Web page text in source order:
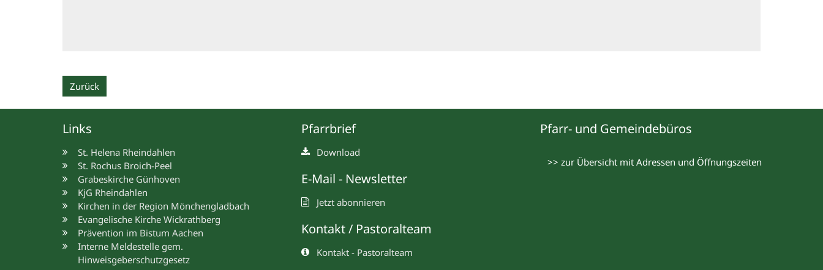
Zurück
Links
St. Helena Rheindahlen
St. Rochus Broich-Peel
Grabeskirche Günhoven
KjG Rheindahlen
Kirchen in der Region Mönchengladbach
Evangelische Kirche Wickrathberg
Prävention im Bistum Aachen
Interne Meldestelle gem.
Hinweisgeberschutzgesetz
Pfarrbrief
Download
E-Mail - Newsletter
Jetzt abonnieren
Kontakt / Pastoralteam
Kontakt - Pastoralteam
Pfarr- und Gemeindebüros
>> zur Übersicht mit Adressen und Öffnungszeiten